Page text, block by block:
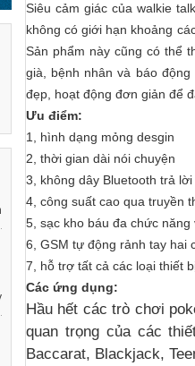
Siêu cảm giác của walkie
không có giới hạn khoảng
Sản phẩm này cũng có thể
già, bệnh nhân và báo
đẹp, hoạt động đơn giản để
Ưu điểm:
1, hình dạng mỏng desgin
2, thời gian dài nói chuyện
3, không dây Bluetooth trả
4, công suất cao qua truyền
5, sạc kho báu đa chức năng
6, GSM tự động rảnh tay hai
7, hỗ trợ tất cả các loại thiết
Các ứng dụng:
Hầu hết các trò chơi
quan trọng của các
Baccarat, Blackjack,